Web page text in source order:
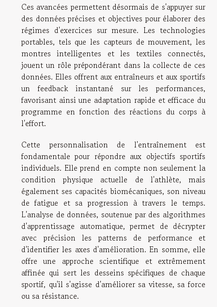
Ces avancées permettent désormais de s'appuyer sur
des données précises et objectives pour élaborer des
régimes d'exercices sur mesure. Les technologies
portables, tels que les capteurs de mouvement, les
montres intelligentes et les textiles connectés,
jouent un rôle prépondérant dans la collecte de ces
données. Elles offrent aux entraîneurs et aux sportifs
un feedback instantané sur les performances,
favorisant ainsi une adaptation rapide et efficace du
programme en fonction des réactions du corps à
l'effort.
Cette personnalisation de l'entraînement est
fondamentale pour répondre aux objectifs sportifs
individuels. Elle prend en compte non seulement la
condition physique actuelle de l'athlète, mais
également ses capacités biomécaniques, son niveau
de fatigue et sa progression à travers le temps.
L'analyse de données, soutenue par des algorithmes
d'apprentissage automatique, permet de décrypter
avec précision les patterns de performance et
d'identifier les axes d'amélioration. En somme, elle
offre une approche scientifique et extrêmement
affinée qui sert les desseins spécifiques de chaque
sportif, qu'il s'agisse d'améliorer sa vitesse, sa force
ou sa résistance.